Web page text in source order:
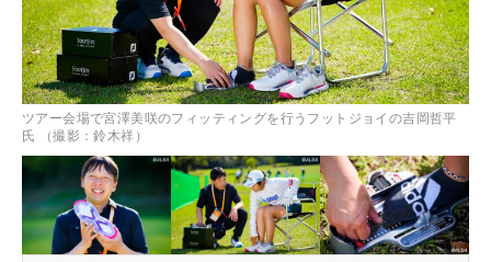
ツアー会場で宮澤美咲のフィッティングを行うフットジョイの吉岡哲平
氏 （撮影：鈴木祥）